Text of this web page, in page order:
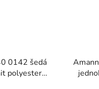
0142 šedá
polyester